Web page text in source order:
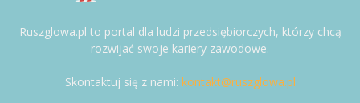
Ruszglowa.pl to portal dla ludzi przedsiębiorczych, którzy chcą
rozwijać swoje kariery zawodowe.
Skontaktuj się z nami: kontakt@ruszglowa.pl